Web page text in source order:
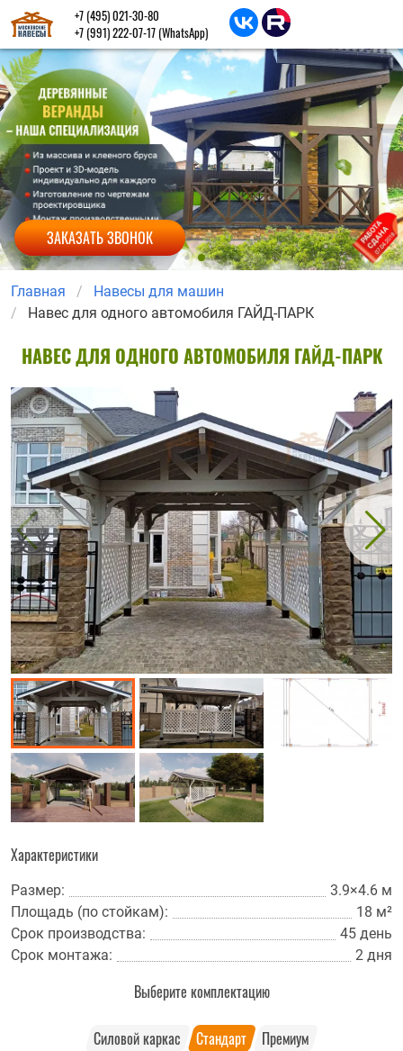
ЗАКАЗАТЬ ЗВОНОК
+7 (495) 021-30-80
+7 (991) 222-07-17 (WhatsApp)
Главная
Навесы для машин
Навес для одного автомобиля ГАЙД-ПАРК
НАВЕС ДЛЯ ОДНОГО АВТОМОБИЛЯ ГАЙД-ПАРК
Характеристики
Размер:
3.9×4.6 м
Площадь (по стойкам):
18 м²
Срок производства:
45 день
Срок монтажа:
2 дня
Выберите комплектацию
Силовой каркас Стандарт Премиум